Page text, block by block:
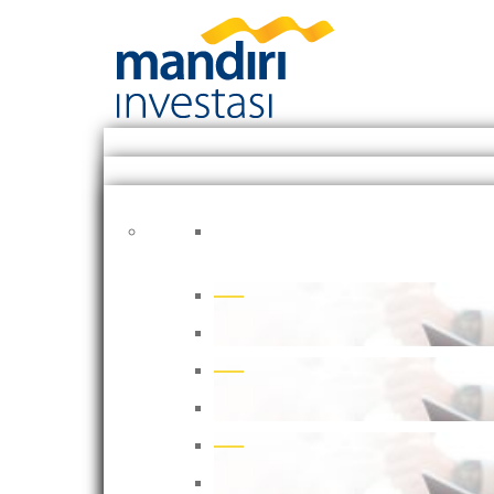
Mandiri Investasi
seperti KIK DINFRA.